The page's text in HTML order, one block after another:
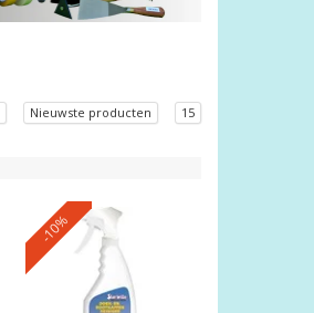
Nieuwste producten 15
-10%